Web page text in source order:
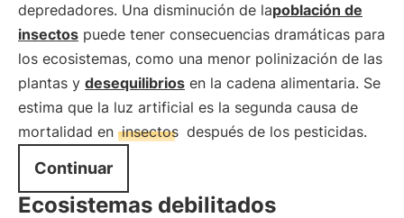
depredadores. Una disminución de lapoblación de
insectos puede tener consecuencias dramáticas para
los ecosistemas, como una menor polinización de las
plantas y desequilibrios en la cadena alimentaria. Se
estima que la luz artificial es la segunda causa de
mortalidad en insectos después de los pesticidas.
Continuar
Ecosistemas debilitados